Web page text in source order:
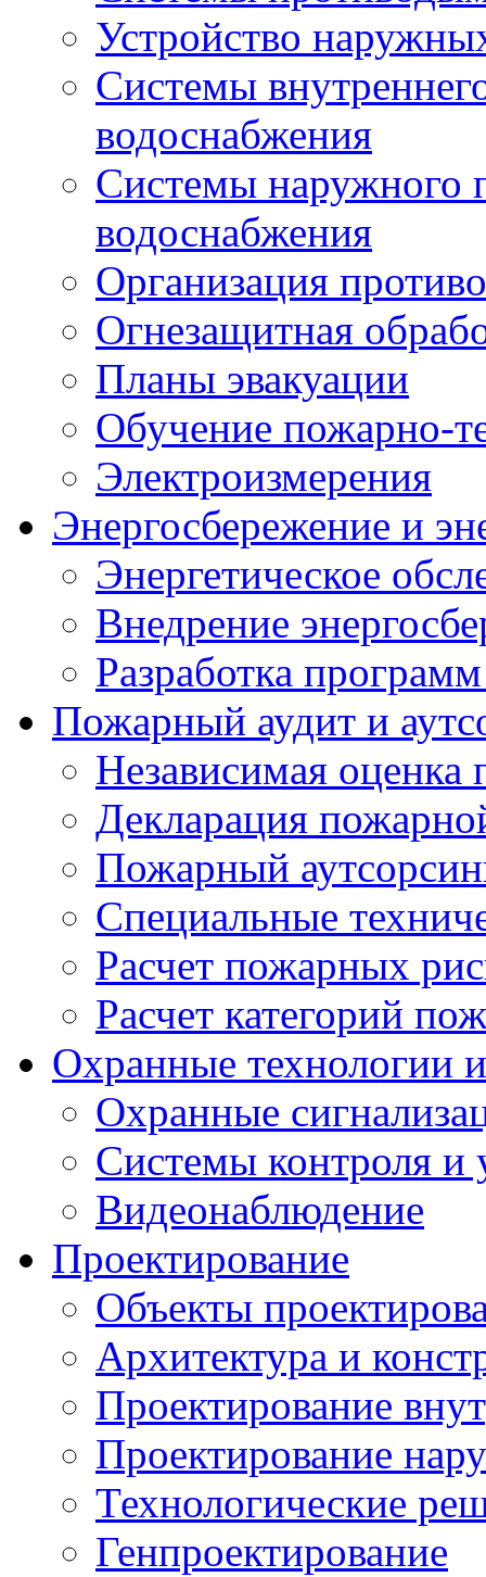
Устройство
Системы
водоснабжения
Системы наружного
водоснабжения
Организация
Огнезащитная
Планы эвакуации
Обучение пожарно-
Электроизмерения
Энергосбережение и
Энергетическое
Внедрение
Разработка
Пожарный аудит и
Независимая оценка
Декларация
Пожарный
Специальные
Расчет пожарных
Расчет категорий
Охранные технологии
Охранные
Системы контроля и
Видеонаблюдение
Проектирование
Объекты
Архитектура и
Проектирование
Проектирование
Технологические
Генпроектирование